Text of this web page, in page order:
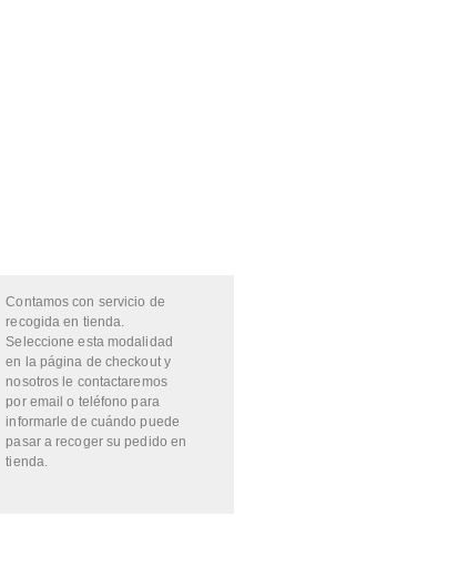
Contamos con servicio de
recogida en tienda.
Seleccione esta modalidad
en la página de checkout y
nosotros le contactaremos
por email o teléfono para
informarle de cuándo puede
pasar a recoger su pedido en
tienda.